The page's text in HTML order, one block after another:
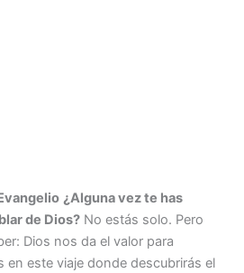
¿Alguna vez te has
de Dios? No estás solo. Pero
Dios nos da el valor para
en este viaje donde descubrirás el